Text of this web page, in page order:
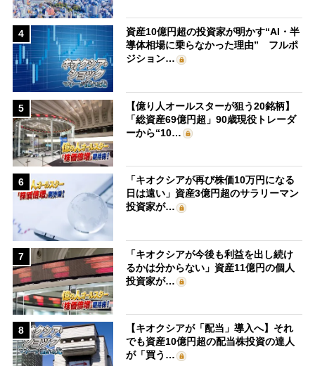
4
資産10億円超の投資家が明かす“AI・半
導体相場に乗らなかった理由” フルポ
ジション…
5
【億り人オールスターが狙う20銘柄】
「総資産69億円超」90歳現役トレーダ
ーから“10…
6
「キオクシアが再び株価10万円になる
日は遠い」資産3億円超のサラリーマン
投資家が…
7
「キオクシアが今後も利益を出し続け
るかは分からない」資産11億円の個人
投資家が…
8
【キオクシアが「配当」導入へ】それ
でも資産10億円超の配当株投資の達人
が「買う…